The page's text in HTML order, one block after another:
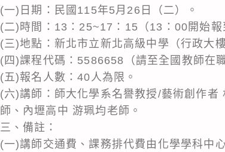
(一)日期：民國115年5月26日（二）。
(二)時間：13：25~17：15（13：00開始報
(三)地點：新北市立新北高級中學（行政大
(四)課程代碼：5586658（請至全國教師在
(五)報名人數：40人為限。
(六)講師：師大化學系名譽教授/藝術創作
師、內壢高中 游珮均老師。
三、備註：
(一)講師交通費、課務排代費由化學學科中